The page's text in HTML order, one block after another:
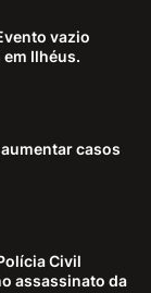
vazio
Ilhéus.
casos
Civil
assassinato da